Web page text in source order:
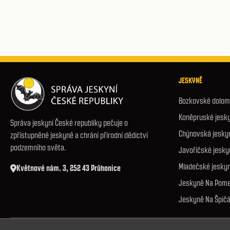
Správa jeskyní České republiky pečuje o
zpřístupněné jeskyně a chrání přírodní dědictví
podzemního světa.
Květnové nám. 3, 252 43 Průhonice
JESKYNĚ
Bozkovské
Koněpruské
Chýnovská
Javoříčské
Mladečské
Jeskyně Na
Jeskyně Na